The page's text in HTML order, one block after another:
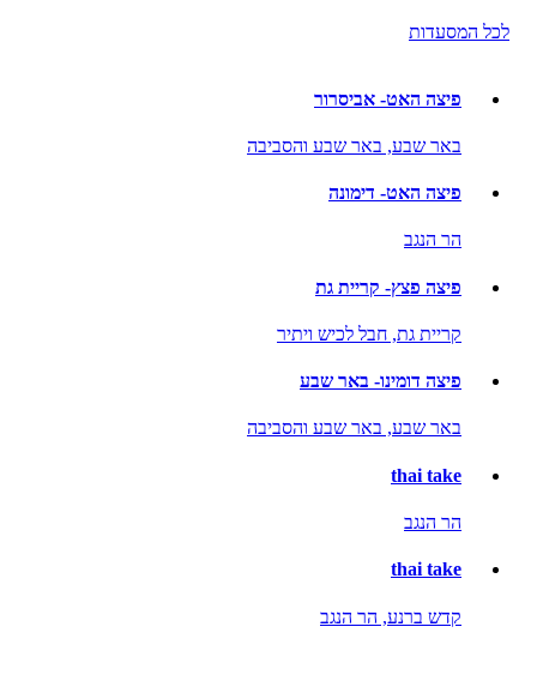
לכל המסעדות
פיצה האט- אביסרור
באר שבע, באר שבע והסביבה
פיצה האט- דימונה
הר הנגב
פיצה פצץ- קריית גת
קריית גת, חבל לכיש ויתיר
פיצה דומינו- באר שבע
באר שבע, באר שבע והסביבה
thai take
הר הנגב
thai take
קדש ברנע, הר הנגב